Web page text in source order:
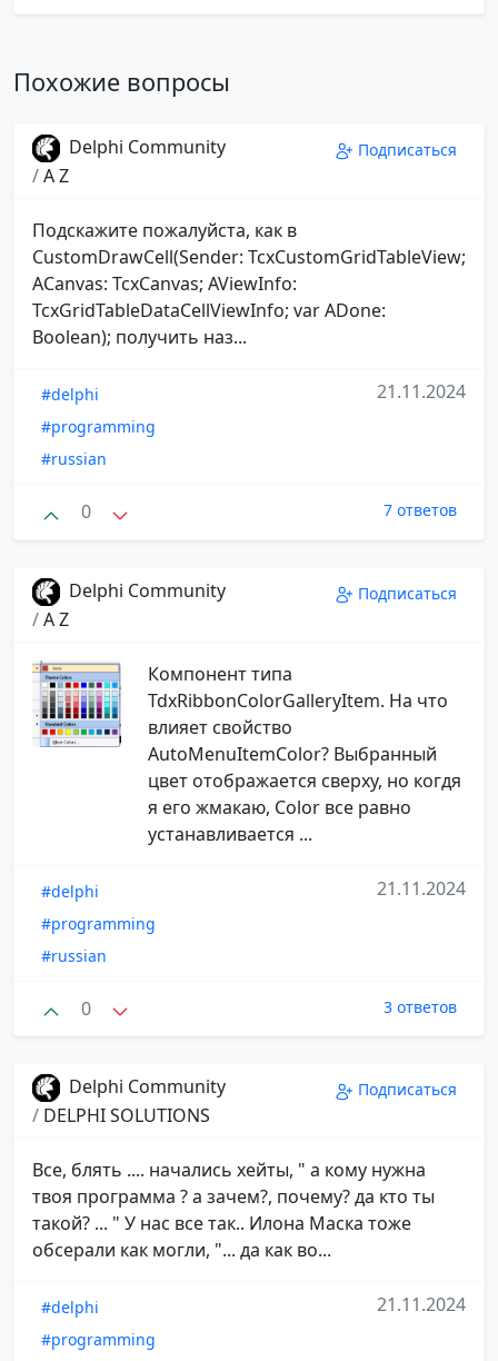
Похожие вопросы
Delphi Community
/A Z
Подписаться
Подскажите пожалуйста, как в
CustomDrawCell(Sender: TcxCustomGridTableView;
ACanvas: TcxCanvas; AViewInfo:
TcxGridTableDataCellViewInfo; var ADone:
Boolean); получить наз...
#delphi
#programming
#russian
21.11.2024
0 7 ответов
Delphi Community
/A Z
Подписаться
Компонент типа
TdxRibbonColorGalleryItem. На что
влияет свойство
AutoMenuItemColor? Выбранный
цвет отображается сверху, но когдя
я его жмакаю, Color все равно
устанавливается ...
#delphi
#programming
#russian
21.11.2024
0 3 ответов
Delphi Community
/ DELPHI SOLUTIONS
Подписаться
Все, блять .... начались хейты, " а кому нужна
твоя программа ? а зачем?, почему? да кто ты
такой? ... " У нас все так.. Илона Маска тоже
обсерали как могли, "... да как во...
#delphi
#programming
21.11.2024